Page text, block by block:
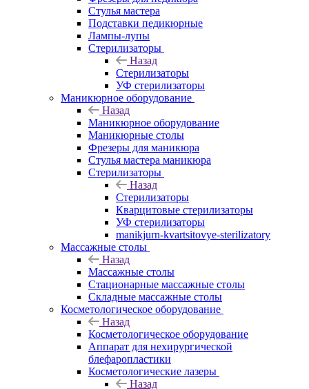
Стулья мастера
Подставки педикюрные
Лампы-лупы
Стерилизаторы
Назад
Стерилизаторы
УФ стерилизаторы
Маникюрное оборудование
Назад
Маникюрное оборудование
Маникюрные столы
Фрезеры для маникюра
Стулья мастера маникюра
Стерилизаторы
Назад
Стерилизаторы
Кварцитовые стерилизаторы
УФ стерилизаторы
manikjurn-kvartsitovye-sterilizatory
Массажные столы
Назад
Массажные столы
Стационарные массажные столы
Складные массажные столы
Косметологическое оборудование
Назад
Косметологическое оборудование
Аппарат для нехирургической
блефаропластики
Косметологические лазеры
Назад